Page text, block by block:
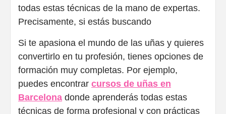
todas estas técnicas de la mano de expertas.
Precisamente, si estás buscando
Si te apasiona el mundo de las uñas y quieres
convertirlo en tu profesión, tienes opciones de
formación muy completas. Por ejemplo,
puedes encontrar cursos de uñas en
Barcelona donde aprenderás todas estas
técnicas de forma profesional y con prácticas